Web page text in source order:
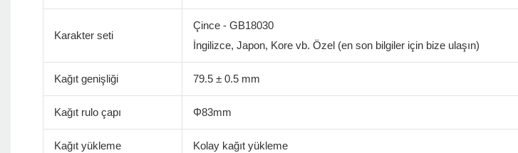
Karakter seti
Çince - GB18030
İngilizce, Japon, Kore vb. Özel (en son bilgiler için bize ulaşın)
Kağıt genişliği 79.5 ± 0.5 mm
Kağıt rulo çapı Φ83mm
Kağıt yükleme Kolay kağıt yükleme